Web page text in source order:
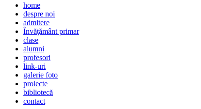
home
despre noi
admitere
Învăţământ primar
clase
alumni
profesori
link-uri
galerie foto
proiecte
bibliotecă
contact